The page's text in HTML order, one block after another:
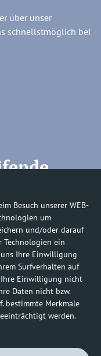
Besuch unserer WEB-
um
und/oder darauf
Technologien ein
Ihre Einwilligung
Surfverhalten auf
Ihre Einwilligung nicht
Daten nicht bzw.
bestimmte Merkmale
werden.
über unser
schnellstmöglich bei